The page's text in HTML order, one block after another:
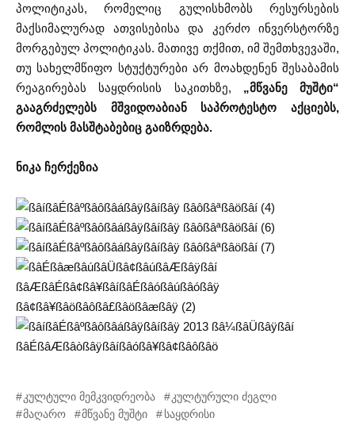
პოლიტიკას, რომელიც გულისხმობს რესურსების
მაქსიმალურად ათვისებისა და კერძო ინვერსტორზე
მორგებულ პოლიტიკას. მათივე თქმით, იმ შემთხვევაში,
თუ სახელმწიფო სტუქტურები არ მოახდენენ შესაბამის
რეაგირებას საყდრისის საკითხზე, „მწვანე მუშტი“
გააგრძელებს მშვიდოაბიან საპროტესტო აქციებს,
რომლის მასშტაბებიც გაიზრდება.
ნიკა ჩერქეზია
კულტული მემკვიდრეობა
კულტურული ძეგლი
მაღარო
მწვანე მუშტი საყდრისი